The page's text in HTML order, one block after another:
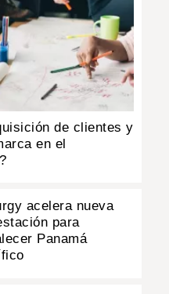
de clientes y
en el
acelera nueva
para
Panamá